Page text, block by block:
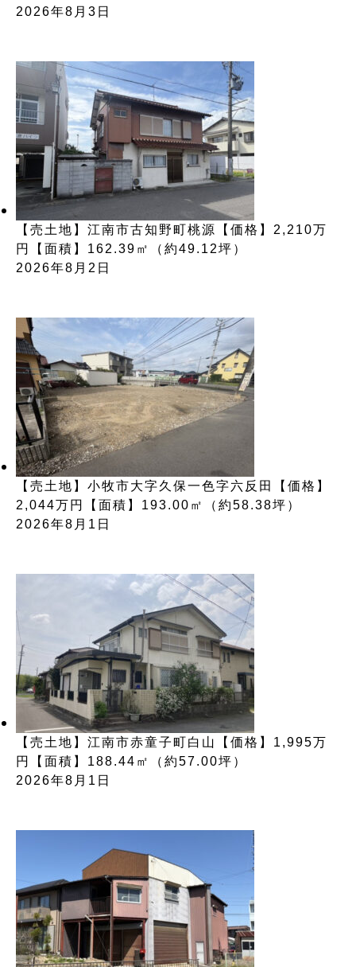
2026年8月3日
【売土地】江南市古知野町桃源【価格】2,210万
円【面積】162.39㎡（約49.12坪）
2026年8月2日
【売土地】小牧市大字久保一色字六反田【価格】
2,044万円【面積】193.00㎡（約58.38坪）
2026年8月1日
【売土地】江南市赤童子町白山【価格】1,995万
円【面積】188.44㎡（約57.00坪）
2026年8月1日